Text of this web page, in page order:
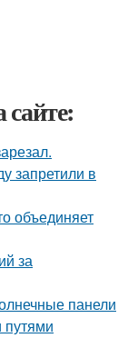
запретили в
объединяет
за
панели